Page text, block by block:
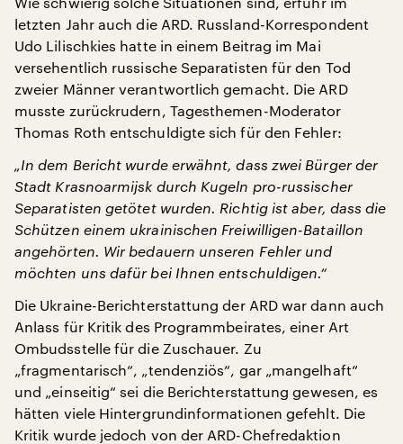
letzten Jahr auch die ARD. Russland-Korrespondent
Udo Lilischkies hatte in einem Beitrag im Mai
versehentlich russische Separatisten für den Tod
zweier Männer verantwortlich gemacht. Die ARD
musste zurückrudern, Tagesthemen-Moderator
Thomas Roth entschuldigte sich für den Fehler:
„In dem Bericht wurde erwähnt, dass zwei Bürger der
Stadt Krasnoarmijsk durch Kugeln pro-russischer
Separatisten getötet wurden. Richtig ist aber, dass die
Schützen einem ukrainischen Freiwilligen-Bataillon
angehörten. Wir bedauern unseren Fehler und
möchten uns dafür bei Ihnen entschuldigen.“
Die Ukraine-Berichterstattung der ARD war dann auch
Anlass für Kritik des Programmbeirates, einer Art
Ombudsstelle für die Zuschauer. Zu
„fragmentarisch“, „tendenziös“, gar „mangelhaft“
und „einseitig“ sei die Berichterstattung gewesen, es
hätten viele Hintergrundinformationen gefehlt. Die
Kritik wurde jedoch von der ARD-Chefredaktion